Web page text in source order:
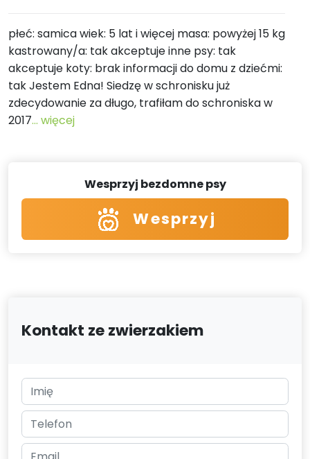
płeć: samica wiek: 5 lat i więcej masa: powyżej 15 kg
kastrowany/a: tak akceptuje inne psy: tak
akceptuje koty: brak informacji do domu z dziećmi:
tak Jestem Edna! Siedzę w schronisku już
zdecydowanie za długo, trafiłam do schroniska w
2017... więcej
Wesprzyj bezdomne psy
Wesprzyj
Kontakt ze zwierzakiem